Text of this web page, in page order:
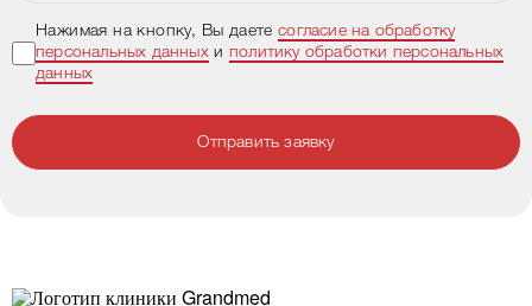
Нажимая на кнопку, Вы даетесогласие на обработку
персональных данныхиполитику обработки персональных
данных
Отправить заявку